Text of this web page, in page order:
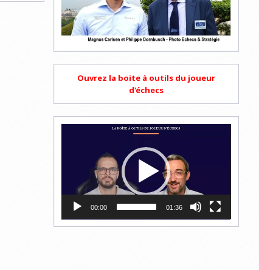
Ouvrez la boite à outils du joueur
d'échecs
00:00 01:36